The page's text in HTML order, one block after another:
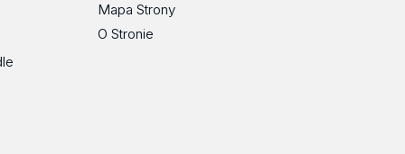
Mapa Strony
O Stronie